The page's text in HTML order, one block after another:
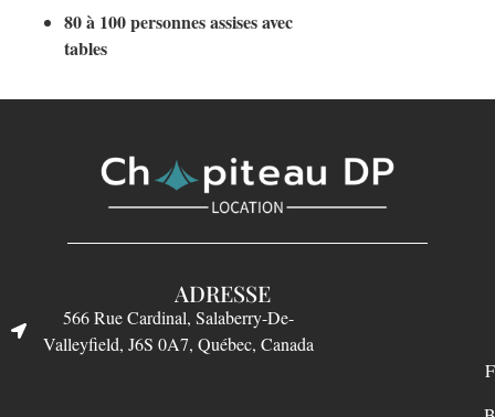
80 à 100 personnes assises avec
tables
ADRESSE
566 Rue Cardinal, Salaberry-De-
Valleyfield, J6S 0A7, Québec, Canada